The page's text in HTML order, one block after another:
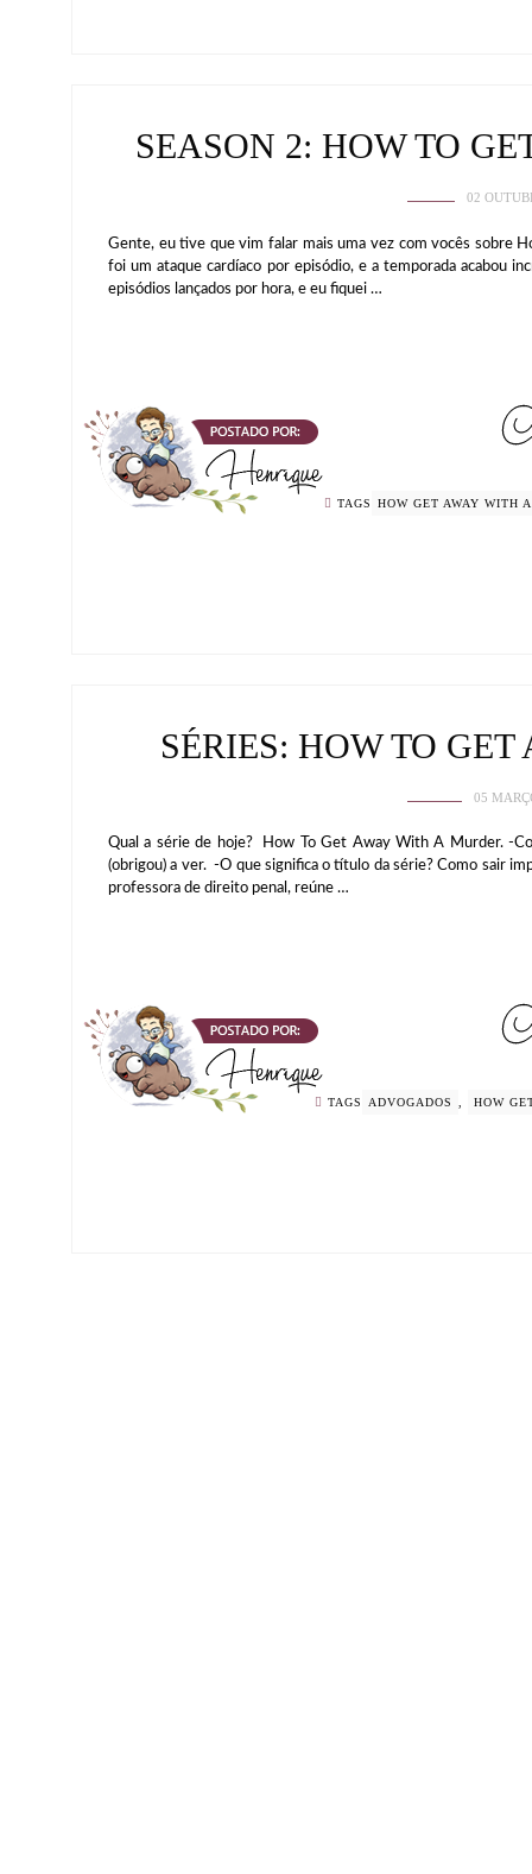
SEASON 2: HOW TO
02
Gente, eu tive que vim falar mais uma vez com vocês sobre
foi um ataque cardíaco por episódio, e a temporada acabou
episódios lançados por hora, e eu fiquei …
TAGS HOW GET AWAY WITH
SÉRIES: HOW TO
05
Qual a série de hoje? How To Get Away With A Murder. -
(obrigou) a ver. -O que significa o título da série? Como sair
professora de direito penal, reúne …
TAGS ADVOGADOS HOW